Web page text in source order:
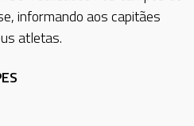
informando aos capitães
atletas.